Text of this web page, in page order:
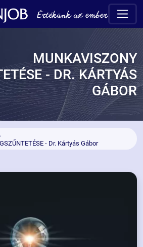
MUNKAVISZONY
- DR. KÁRTYÁS
GÁBOR
- Dr. Kártyás Gábor